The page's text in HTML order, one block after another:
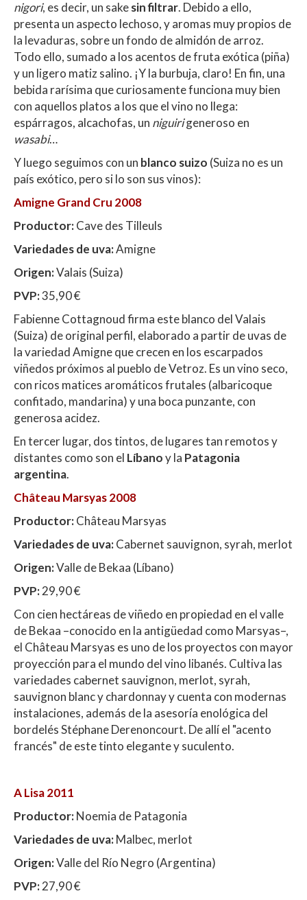
nigori, es decir, un sakesin filtrar. Debido a ello,
presenta un aspecto lechoso, y aromas muy propios de
la levaduras, sobre un fondo de almidón de arroz.
Todo ello, sumado a los acentos de fruta exótica (piña)
y un ligero matiz salino. ¡Y la burbuja, claro! En fin, una
bebida rarísima que curiosamente funciona muy bien
con aquellos platos a los que el vino no llega:
espárragos, alcachofas, un niguirigeneroso en
wasabi…
Y luego seguimos con un blanco suizo (Suiza no es un
país exótico, pero si lo son sus vinos):
Amigne Grand Cru 2008
Productor:Cave des Tilleuls
Variedades de uva:Amigne
Origen:Valais (Suiza)
PVP:35,90 €
Fabienne Cottagnoud firma este blanco del Valais
(Suiza) de original perfil, elaborado a partir de uvas de
la variedad Amigne que crecen en los escarpados
viñedos próximos al pueblo de Vetroz. Es un vino seco,
con ricos matices aromáticos frutales (albaricoque
confitado, mandarina) y una boca punzante, con
generosa acidez.
En tercer lugar, dos tintos, de lugares tan remotos y
distantes como son el Líbanoy la Patagonia
argentina.
Château Marsyas 2008
Productor:Château Marsyas
Variedades de uva:Cabernet sauvignon, syrah, merlot
Origen:Valle de Bekaa (Líbano)
PVP:29,90 €
Con cien hectáreas de viñedo en propiedad en el valle
de Bekaa –conocido en la antigüedad como Marsyas–,
el Château Marsyas es uno de los proyectos con mayor
proyección para el mundo del vino libanés. Cultiva las
variedades cabernet sauvignon, merlot, syrah,
sauvignon blanc y chardonnay y cuenta con modernas
instalaciones, además de la asesoría enológica del
bordelés Stéphane Derenoncourt. De allí el "acento
francés" de este tinto elegante y suculento.
A Lisa 2011
Productor:Noemia de Patagonia
Variedades de uva:Malbec, merlot
Origen:Valle del Río Negro (Argentina)
PVP:27,90 €